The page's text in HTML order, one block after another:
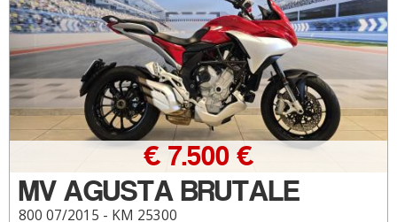
MV AGUSTA BRUTALE
800 07/2015 - KM 25300
€ 7.500 €